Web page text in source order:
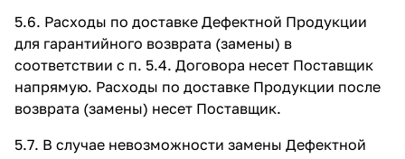
5.6. Расходы по доставке Дефектной Продукции
для гарантийного возврата (замены) в
соответствии с п. 5.4. Договора несет Поставщик
напрямую. Расходы по доставке Продукции после
возврата (замены) несет Поставщик.
5.7. В случае невозможности замены Дефектной